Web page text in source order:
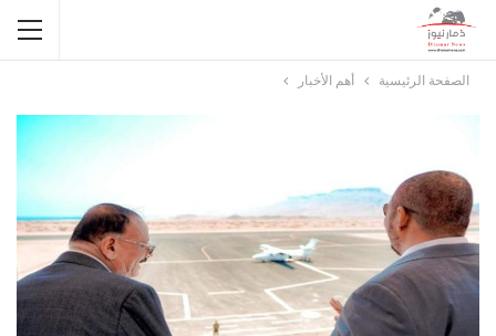
الصفحة الرئيسية أهم الأخبار